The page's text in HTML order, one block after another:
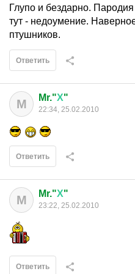
Глупо и бездарно.
тут - недоумение.
птушников.
Ответить
M Mr."Х"
22:34, 25.02.2010
Ответить
M Mr."Х"
23:22, 25.02.2010
Ответить